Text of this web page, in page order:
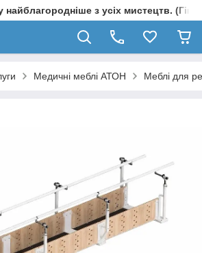
з усіх мистецтв.
Медичні меблі АТОН Меблі для